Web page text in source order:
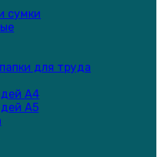
сумки
для труда
А4
А5